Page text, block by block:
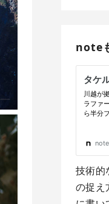
note
技術的
の捉え